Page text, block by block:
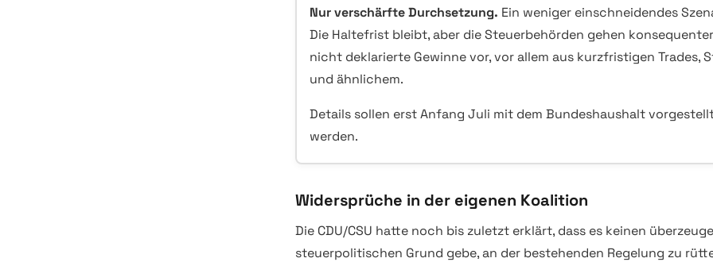
Nur verschärfte Durchsetzung. Ein weniger einschneidendes
Die Haltefrist bleibt, aber die Steuerbehörden gehen
nicht deklarierte Gewinne vor, vor allem aus kurzfristigen Trades,
und ähnlichem.
Details sollen erst Anfang Juli mit dem Bundeshaushalt
werden.
Widersprüche in der eigenen Koalition
Die CDU/CSU hatte noch bis zuletzt erklärt, dass es keinen
steuerpolitischen Grund gebe, an der bestehenden Regelung zu